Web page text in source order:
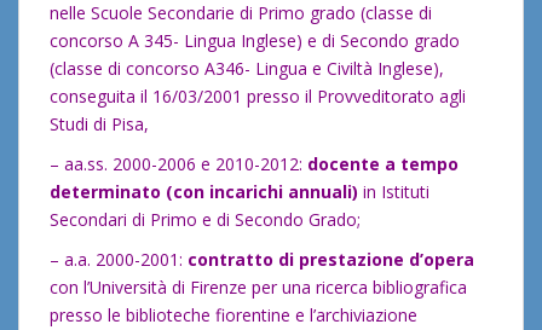
nelle Scuole Secondarie di Primo grado (classe di
concorso A 345- Lingua Inglese) e di Secondo grado
(classe di concorso A346- Lingua e Civiltà Inglese),
conseguita il 16/03/2001 presso il Provveditorato agli
Studi di Pisa,
– aa.ss. 2000-2006 e 2010-2012: docente a tempo
determinato (con incarichi annuali) in Istituti
Secondari di Primo e di Secondo Grado;
– a.a. 2000-2001: contratto di prestazione d’opera
con l’Università di Firenze per una ricerca bibliografica
presso le biblioteche fiorentine e l’archiviazione